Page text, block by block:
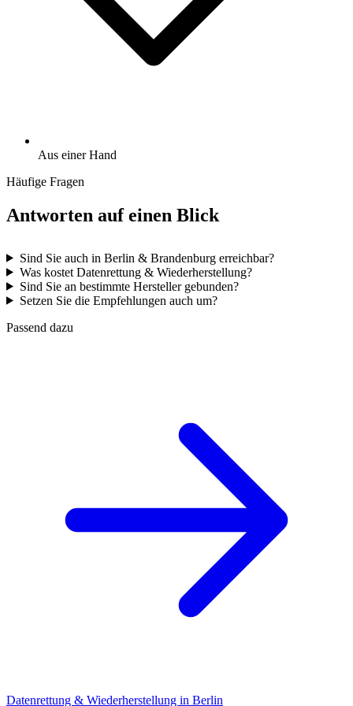
Aus einer Hand
Häufige Fragen
Antworten auf einen Blick
Sind Sie auch in Berlin & Brandenburg erreichbar?
Was kostet Datenrettung & Wiederherstellung?
Sind Sie an bestimmte Hersteller gebunden?
Setzen Sie die Empfehlungen auch um?
Passend dazu
Datenrettung & Wiederherstellung in Berlin